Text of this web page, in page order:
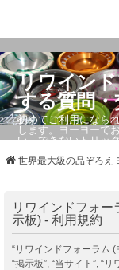
リワイン
する質問
初めてご利用になら
します。ヨーヨーで
い。できないトリッ
世界最大級の品ぞろえ
リワインドフォ
示板) - 利用規約
“リワインドフォーラム (
“掲示板”, “当サイト”, “